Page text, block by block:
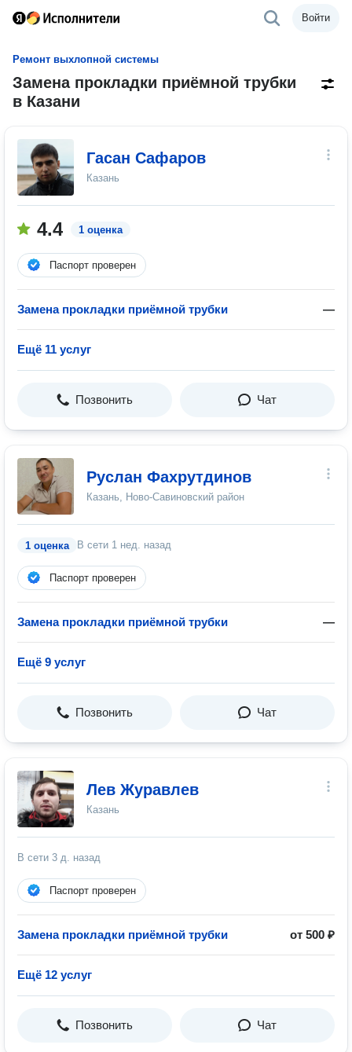
Войти
Ремонт выхлопной системы
Замена прокладки приёмной трубки
в Казани
Гасан Сафаров
Казань
4.4 1 оценка
Паспорт проверен
Замена прокладки приёмной трубки —
Ещё 11 услуг
Позвонить Чат
Руслан Фахрутдинов
Казань, Ново-Савиновский район
1 оценка В сети 1 нед. назад
Паспорт проверен
Замена прокладки приёмной трубки —
Ещё 9 услуг
Позвонить Чат
Лев Журавлев
Казань
В сети 3 д. назад
Паспорт проверен
Замена прокладки приёмной трубки от 500 ₽
Ещё 12 услуг
Позвонить Чат